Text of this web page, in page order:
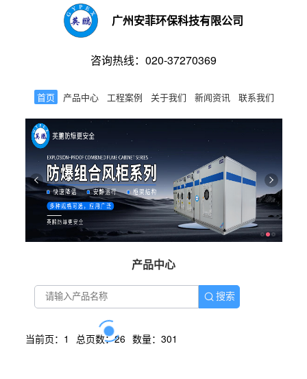
广州安菲环保科技有限公司
咨询热线：020-37270369
首页 产品中心 工程案例 关于我们 新闻资讯 联系我们
产品中心
当前页：1 总页数：26 数量：301
搜索